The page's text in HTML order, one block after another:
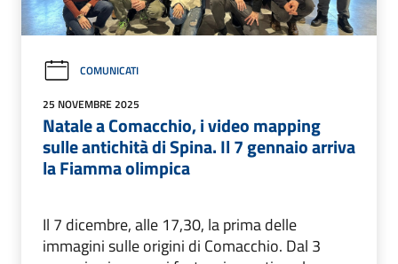
COMUNICATI
25 NOVEMBRE 2025
Natale a Comacchio, i video mapping
sulle antichità di Spina. Il 7 gennaio arriva
la Fiamma olimpica
Il 7 dicembre, alle 17,30, la prima delle
immagini sulle origini di Comacchio. Dal 3